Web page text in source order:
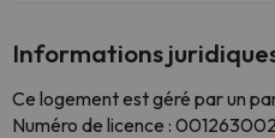
Informations
Ce logement est géré par un
Numéro de licence :